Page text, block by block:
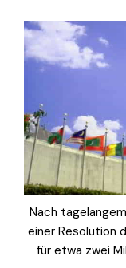
Nach
einer Resolution
für etwa zwei